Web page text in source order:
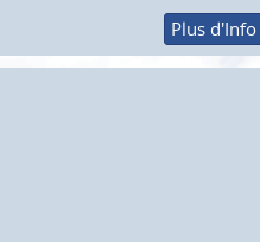
Plus d'Info